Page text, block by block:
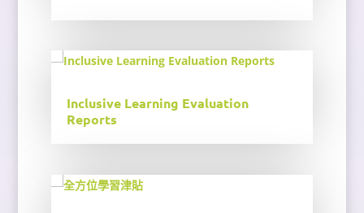
Inclusive Learning Evaluation
Reports